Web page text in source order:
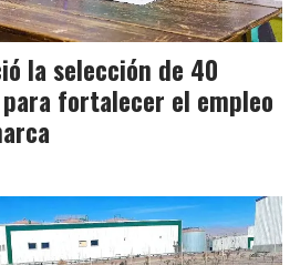
la selección de 40
fortalecer el empleo